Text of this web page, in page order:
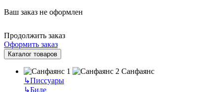
Ваш заказ не оформлен
Продолжить заказ
Оформить заказ
Каталог товаров
Санфаянс
↳Писсуары
↳Биде